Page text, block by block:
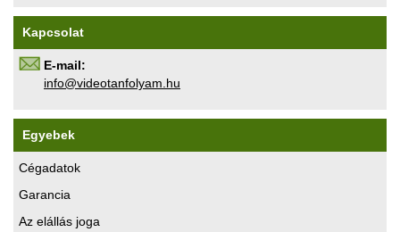
Kapcsolat
E-mail:
uh.maylofnatoediv@ofni
Egyebek
Cégadatok
Garancia
Az elállás joga